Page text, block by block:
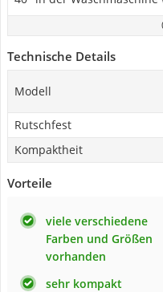
Technische Details
Modell
Rutschfest
Kompaktheit
Vorteile
viele verschiedene
Farben und Größen
vorhanden
sehr kompakt